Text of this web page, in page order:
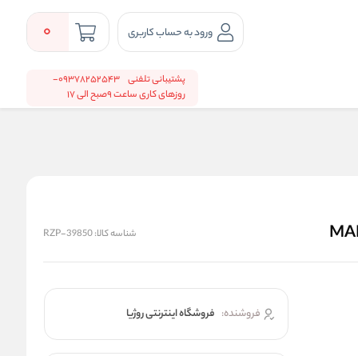
ورود به حساب کاربری 0
پشتیبانی تلفنی
09378252543-
روزهای کاری ساعت 9صبح الی 17
شناسه کالا:RZP-39850
فروشنده: فروشگاه اینترنتی روژیا